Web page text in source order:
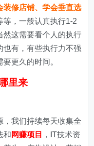
装修店铺、学会垂直选
等，一般认真执行1-2
然这需要看个人的执行
也有，有些执行力不强
更久的时间。
里来
，我们持续每天收集全
和 网赚项目
，IT技术资